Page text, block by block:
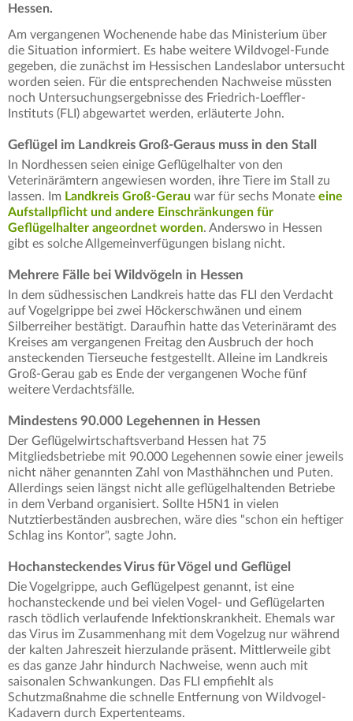
Hessen.
Am vergangenen Wochenende habe das Ministerium über
die Situation informiert. Es habe weitere Wildvogel-Funde
gegeben, die zunächst im Hessischen Landeslabor untersucht
worden seien. Für die entsprechenden Nachweise müssten
noch Untersuchungsergebnisse des Friedrich-Loeffler-
Instituts (FLI) abgewartet werden, erläuterte John.
Geflügel im Landkreis Groß-Geraus muss in den Stall
In Nordhessen seien einige Geflügelhalter von den
Veterinärämtern angewiesen worden, ihre Tiere im Stall zu
lassen. Im Landkreis Groß-Gerau war für sechs Monate eine
Aufstallpflicht und andere Einschränkungen für
Geflügelhalter angeordnet worden. Anderswo in Hessen
gibt es solche Allgemeinverfügungen bislang nicht.
Mehrere Fälle bei Wildvögeln in Hessen
In dem südhessischen Landkreis hatte das FLI den Verdacht
auf Vogelgrippe bei zwei Höckerschwänen und einem
Silberreiher bestätigt. Daraufhin hatte das Veterinäramt des
Kreises am vergangenen Freitag den Ausbruch der hoch
ansteckenden Tierseuche festgestellt. Alleine im Landkreis
Groß-Gerau gab es Ende der vergangenen Woche fünf
weitere Verdachtsfälle.
Mindestens 90.000 Legehennen in Hessen
Der Geflügelwirtschaftsverband Hessen hat 75
Mitgliedsbetriebe mit 90.000 Legehennen sowie einer jeweils
nicht näher genannten Zahl von Masthähnchen und Puten.
Allerdings seien längst nicht alle geflügelhaltenden Betriebe
in dem Verband organisiert. Sollte H5N1 in vielen
Nutztierbeständen ausbrechen, wäre dies "schon ein heftiger
Schlag ins Kontor", sagte John.
Hochansteckendes Virus für Vögel und Geflügel
Die Vogelgrippe, auch Geflügelpest genannt, ist eine
hochansteckende und bei vielen Vogel- und Geflügelarten
rasch tödlich verlaufende Infektionskrankheit. Ehemals war
das Virus im Zusammenhang mit dem Vogelzug nur während
der kalten Jahreszeit hierzulande präsent. Mittlerweile gibt
es das ganze Jahr hindurch Nachweise, wenn auch mit
saisonalen Schwankungen. Das FLI empfiehlt als
Schutzmaßnahme die schnelle Entfernung von Wildvogel-
Kadavern durch Expertenteams.